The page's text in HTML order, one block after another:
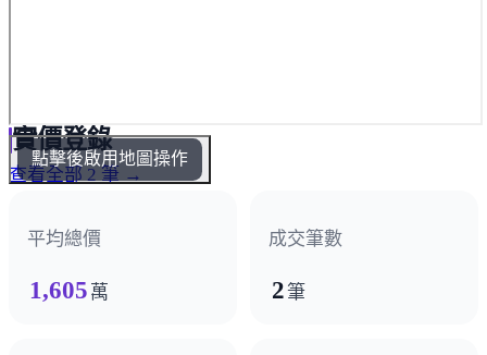
點擊後啟用地圖操作
實價登錄
查看全部 2 筆 →
平均總價
1,605 萬
成交筆數
2筆